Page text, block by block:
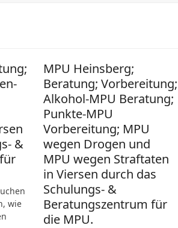
&
wie
MPU Heinsberg;
Beratung; Vorbereitung;
Alkohol-MPU Beratung;
Punkte-MPU
Vorbereitung; MPU
wegen Drogen und
MPU wegen Straftaten
in Viersen durch das
Schulungs- &
Beratungszentrum für
die MPU.